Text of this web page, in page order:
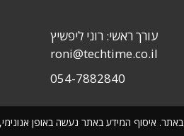
באתר. איסוף המידע באתר נעשה באופן
עורך ראשי: רוני ליפשיץ
roni@techtime.co.il
054-7882840